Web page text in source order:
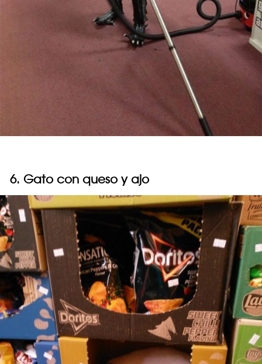
6. Gato con queso y ajo